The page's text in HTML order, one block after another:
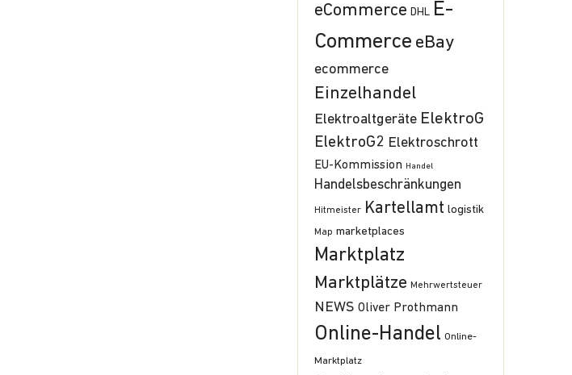
eCommerce DHL E-
Commerce eBay
ecommerce
Einzelhandel
Elektroaltgeräte ElektroG
ElektroG2 Elektroschrott
EU-Kommission Handel
Handelsbeschränkungen
Hitmeister Kartellamt logistik
Map marketplaces
Marktplatz
Marktplätze Mehrwertsteuer
NEWS Oliver Prothmann
Online-Handel Online-
Marktplatz